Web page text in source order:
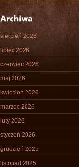
sierpień 2026
lipiec 2026
czerwiec 2026
maj 2026
kwiecień 2026
marzec 2026
luty 2026
styczeń 2026
grudzień 2025
listopad 2025